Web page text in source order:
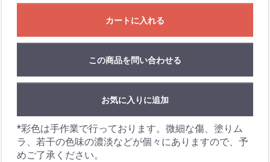
カートに入れる
この商品を問い合わせる
お気に入りに追加
*彩色は手作業で行っております。微細な傷、塗りム
ラ、若干の色味の濃淡などが個々にありますので、予
めご了承ください。